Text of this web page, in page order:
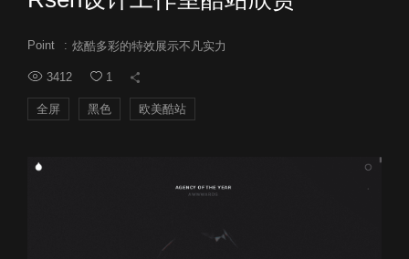
Point : 炫酷多彩的特效展示不凡实力
3412 1
全屏 黑色 欧美酷站